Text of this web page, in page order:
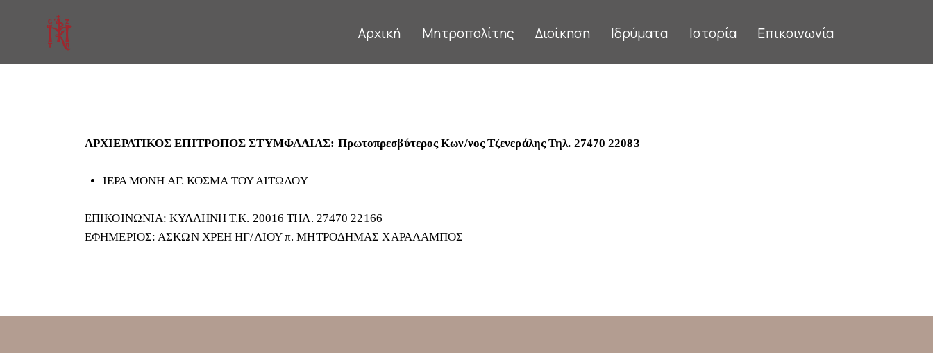
Αρχική Μητροπολίτης Διοίκηση Ιδρύματα Ιστορία Επικοινωνία
ΑΡΧΙΕΡΑΤΙΚΟΣ ΕΠΙΤΡΟΠΟΣ ΣΤΥΜΦΑΛΙΑΣ: Πρωτοπρεσβύτερος Κων/νος Τζενεράλης Τηλ. 27470 22083
ΙΕΡΑ ΜΟΝΗ ΑΓ. ΚΟΣΜΑ ΤΟΥ ΑΙΤΩΛΟΥ
ΕΠΙΚΟΙΝΩΝΙΑ: ΚΥΛΛΗΝΗ Τ.Κ. 20016 ΤΗΛ. 27470 22166
ΕΦΗΜΕΡΙΟΣ: ΑΣΚΩΝ ΧΡΕΗ ΗΓ/ΛΙΟΥ π. ΜΗΤΡΟΔΗΜΑΣ ΧΑΡΑΛΑΜΠΟΣ